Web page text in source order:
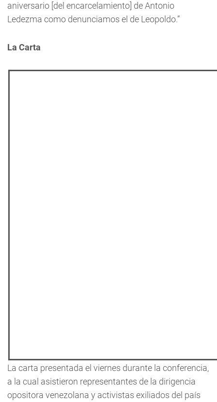
aniversario [del encarcelamiento] de Antonio
Ledezma como denunciamos el de Leopoldo.”
La Carta
La carta presentada el viernes durante la conferencia,
a la cual asistieron representantes de la dirigencia
opositora venezolana y activistas exiliados del país